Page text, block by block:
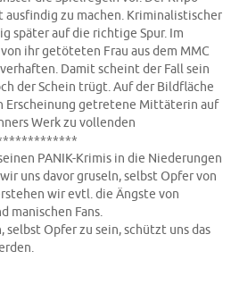
zu machen. Kriminalistischer
später auf die richtige Spur. Im
ihr getöteten Frau aus dem MMC
Damit scheint der Fall sein
der Schein trügt. Auf der Bildfläche
Erscheinung getretene Mittäterin auf
Werk zu vollenden
PANIK-Krimis in die Niederungen
uns davor gruseln, selbst Opfer von
wir evtl. die Ängste von
manischen Fans.
selbst Opfer zu sein, schützt uns das